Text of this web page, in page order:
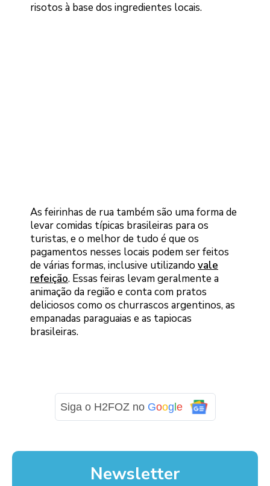
risotos à base dos ingredientes locais.
As feirinhas de rua também são uma forma de
levar comidas típicas brasileiras para os
turistas, e o melhor de tudo é que os
pagamentos nesses locais podem ser feitos
de várias formas, inclusive utilizando vale
refeição. Essas feiras levam geralmente a
animação da região e conta com pratos
deliciosos como os churrascos argentinos, as
empanadas paraguaias e as tapiocas
brasileiras.
Siga o H2FOZ no Google
Newsletter